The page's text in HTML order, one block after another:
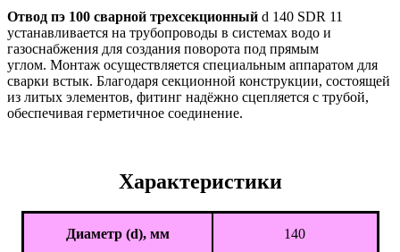
Отвод пэ 100 сварной трехсекционный d 140 SDR 11
устанавливается на трубопроводы в системах водо и
газоснабжения для создания поворота под прямым
углом. Монтаж осуществляется специальным аппаратом для
сварки встык. Благодаря секционной конструкции, состоящей
из литых элементов, фитинг надёжно сцепляется с трубой,
обеспечивая герметичное соединение.
Характеристики
Диаметр (d), мм 140